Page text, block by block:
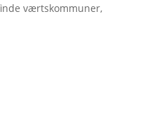
værtskommuner,